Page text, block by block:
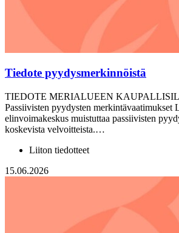
Tiedote pyydysmerkinnöistä
TIEDOTE MERIALUEEN
Passiivisten pyydysten merkintävaatimukset
elinvoimakeskus muistuttaa passiivisten
koskevista velvoitteista.…
Liiton tiedotteet
15.06.2026